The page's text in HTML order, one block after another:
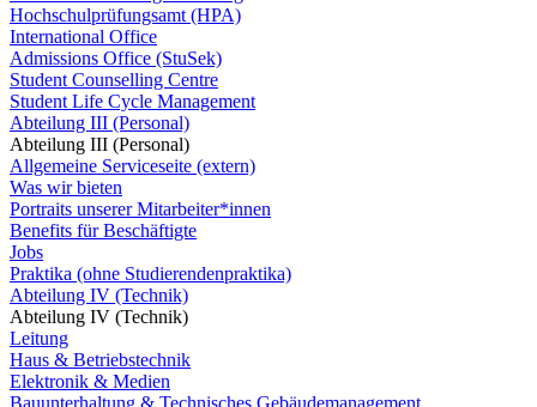
Hochschulprüfungsamt (HPA)
International Office
Admissions Office (StuSek)
Student Counselling Centre
Student Life Cycle Management
Abteilung III (Personal)
Abteilung III (Personal)
Allgemeine Serviceseite (extern)
Was wir bieten
Portraits unserer Mitarbeiter*innen
Benefits für Beschäftigte
Jobs
Praktika (ohne Studierendenpraktika)
Abteilung IV (Technik)
Abteilung IV (Technik)
Leitung
Haus & Betriebstechnik
Elektronik & Medien
Bauunterhaltung & Technisches Gebäudemanagement